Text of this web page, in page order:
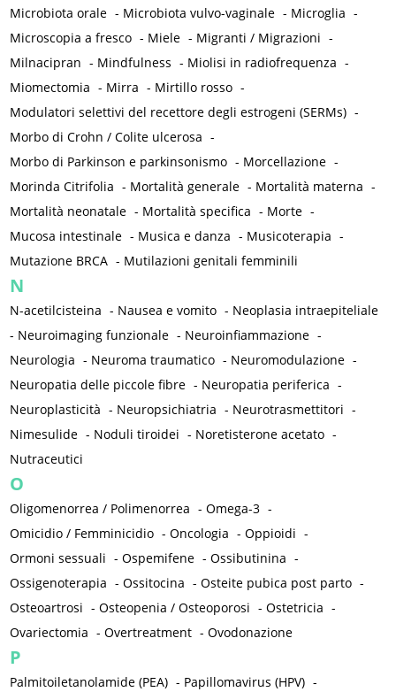
Microbiota orale - Microbiota vulvo-vaginale - Microglia -
Microscopia a fresco - Miele - Migranti / Migrazioni -
Milnacipran - Mindfulness - Miolisi in radiofrequenza -
Miomectomia - Mirra - Mirtillo rosso -
Modulatori selettivi del recettore degli estrogeni (SERMs) -
Morbo di Crohn / Colite ulcerosa -
Morbo di Parkinson e parkinsonismo - Morcellazione -
Morinda Citrifolia - Mortalità generale - Mortalità materna -
Mortalità neonatale - Mortalità specifica - Morte -
Mucosa intestinale - Musica e danza - Musicoterapia -
Mutazione BRCA - Mutilazioni genitali femminili
N
N-acetilcisteina - Nausea e vomito - Neoplasia intraepiteliale
- Neuroimaging funzionale - Neuroinfiammazione -
Neurologia - Neuroma traumatico - Neuromodulazione -
Neuropatia delle piccole fibre - Neuropatia periferica -
Neuroplasticità - Neuropsichiatria - Neurotrasmettitori -
Nimesulide - Noduli tiroidei - Noretisterone acetato -
Nutraceutici
O
Oligomenorrea / Polimenorrea -Omega-3 -
Omicidio / Femminicidio -Oncologia -Oppioidi -
Ormoni sessuali -Ospemifene -Ossibutinina -
Ossigenoterapia -Ossitocina -Osteite pubica post parto -
Osteoartrosi -Osteopenia / Osteoporosi -Ostetricia -
Ovariectomia -Overtreatment -Ovodonazione
P
Palmitoiletanolamide (PEA) - Papillomavirus (HPV) -